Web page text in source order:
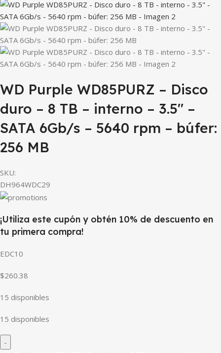
WD Purple WD85PURZ – Disco
duro – 8 TB – interno – 3.5″ –
SATA 6Gb/s – 5640 rpm – búfer:
256 MB
SKU:
DH964WDC29
¡Utiliza este cupón y obtén 10% de descuento en
tu primera compra!
EDC10
$260.38
15 disponibles
15 disponibles